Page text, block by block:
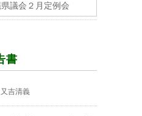
県議会２月定例会
書
吉清義